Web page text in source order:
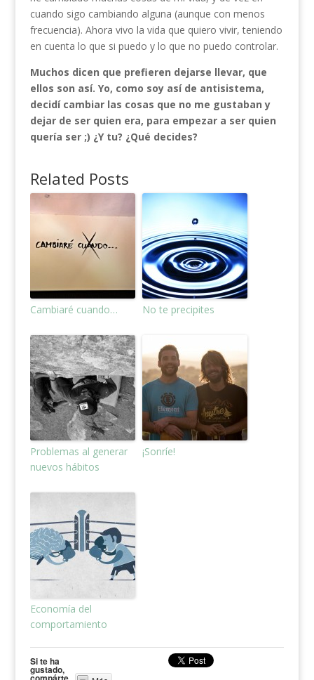
cuando sigo cambiando alguna (aunque con menos
frecuencia). Ahora vivo la vida que quiero vivir, teniendo
en cuenta lo que si puedo y lo que no puedo controlar.
Muchos dicen que prefieren dejarse llevar, que
ellos son así. Yo, como soy así de antisistema,
decidí cambiar las cosas que no me gustaban y
dejar de ser quien era, para empezar a ser quien
quería ser ;) ¿Y tu? ¿Qué decides?
Related Posts
Cambiaré cuando… No te precipites
Problemas al generar
nuevos hábitos
¡Sonríe!
Economía del
comportamiento
Si te ha
gustado,